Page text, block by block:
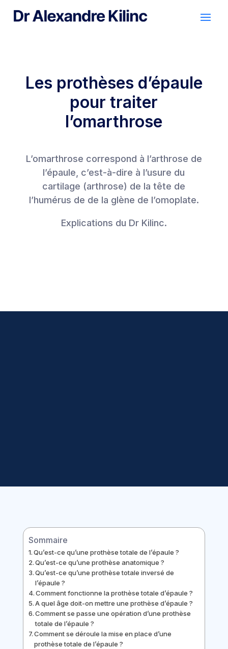
Les prothèses d’épaule
pour traiter
l’omarthrose
L’omarthrose correspond à l’arthrose de
l’épaule, c’est-à-dire à l’usure du
cartilage (arthrose) de la tête de
l’humérus de de la glène de l’omoplate.
Explications du Dr Kilinc.
Sommaire
Qu’est-ce qu’une prothèse totale de l’épaule ?
Qu’est-ce qu’une prothèse anatomique ?
Qu’est-ce qu’une prothèse totale inversé de
l’épaule ?
Comment fonctionne la prothèse totale d’épaule ?
A quel âge doit-on mettre une prothèse d’épaule ?
Comment se passe une opération d’une prothèse
totale de l’épaule ?
Comment se déroule la mise en place d’une
prothèse totale de l’épaule ?